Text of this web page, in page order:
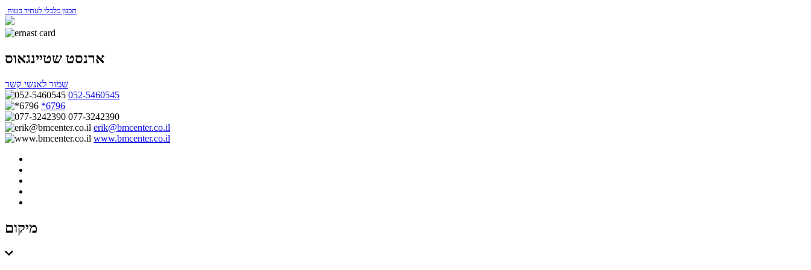
תכנון כלכלי לעתיד בטוח
ארנסט שטיינגאוס
שמור לאנשי קשר
052-5460545
*6796
077-3242390
erik@bmcenter.co.il
www.bmcenter.co.il
מיקום